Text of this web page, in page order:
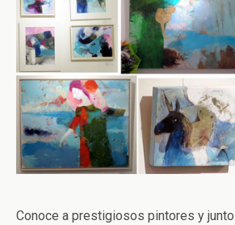
Conoce a prestigiosos pintores y